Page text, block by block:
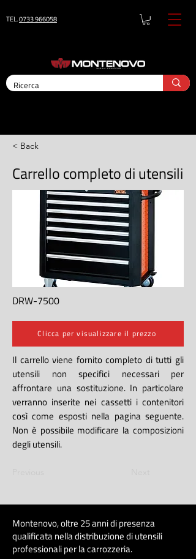
TEL.0733 966058
< Back
Carrello completo di utensili
DRW-7500
Clicca per visualizzare il prezzo
Il carrello viene fornito completo di tutti gli
utensili non specifici necessari per
affrontare una sostituzione. In particolare
verranno inserite nei cassetti i contenitori
così come esposti nella pagina seguente.
Non è possibile modificare la composizioni
degli utensili.
Montenovo, oltre 25 anni di presenza
qualificata nella distribuzione di utensili
professionali per la carrozzeria.